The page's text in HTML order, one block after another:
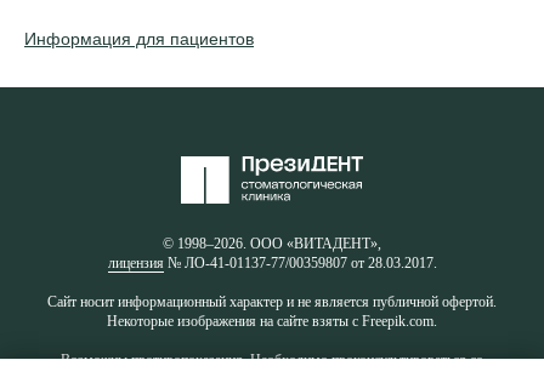
Информация для пациентов
© 1998–2026. ООО «ВИТАДЕНТ»,
лицензия № ЛО-41-01137-77/00359807 от 28.03.2017.
Сайт носит информационный характер и не является публичной офертой.
Некоторые изображения на сайте взяты с Freepik.com.
Возможны противопоказания. Необходимо проконсультироваться со